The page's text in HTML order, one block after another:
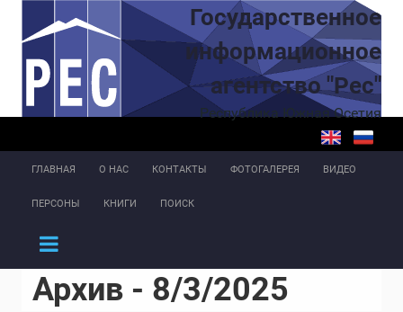
Перейти к основному содержаниюГосударственное
информационное
агентство "Рес"
Республика Южная Осетия
ГЛАВНАЯ О НАС КОНТАКТЫ ФОТОГАЛЕРЕЯ ВИДЕО
ПЕРСОНЫ КНИГИ ПОИСК
Архив - 8/3/2025